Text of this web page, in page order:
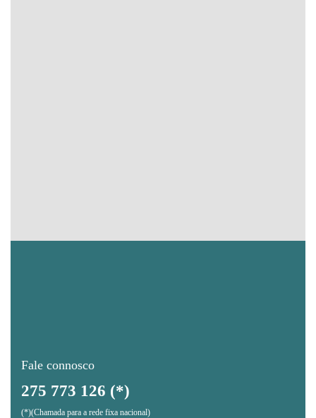
Fale connosco
275 773 126 (*)
(*)(Chamada para a rede fixa nacional)